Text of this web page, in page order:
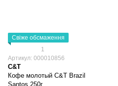
Свіже обсмаження
1
Артикул: 000010856
C&T
Кофе молотый C&T Brazil
Santos 250г